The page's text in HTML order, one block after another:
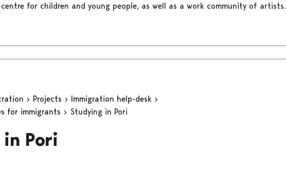
for children and young people, as well as a work community of artists.
Projects
Immigration help-desk
for immigrants
Studying in Pori
Pori